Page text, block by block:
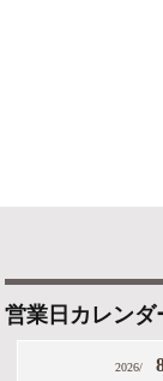
営業日カレンダ
2026/